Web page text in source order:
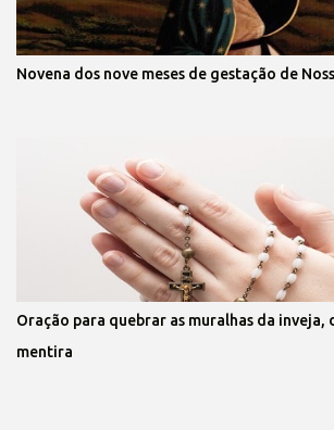
Novena dos nove meses de gestação de
Oração para quebrar as muralhas da inveja,
mentira